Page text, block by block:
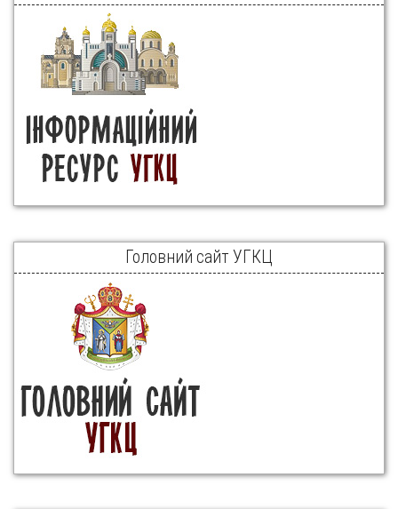
Головний сайт УГКЦ